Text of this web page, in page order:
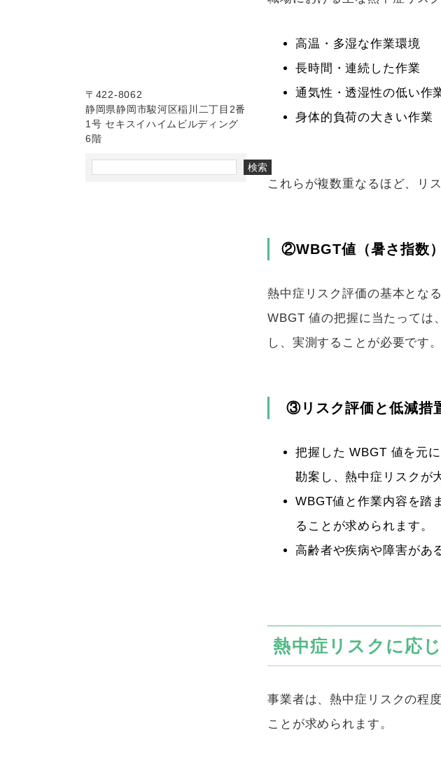
高温・多湿な作業環境
長時間・連続した作業
通気性・透湿性の低い作
身体的負荷の大きい作業
これらが複数重なるほど、リ
②WBGT値（暑さ指数
熱中症リスク評価の基本とな
WBGT値の把握に当たっては
し、実測することが必要です。
③リスク評価と低減措
把握した WBGT 値を元
勘案し、熱中症リスクが
WBGT値と作業内容を踏
ることが求められます。
高齢者や疾病や障害があ
熱中症リスクに応
事業者は、熱中症リスクの程
ことが求められます。
〒422-8062
静岡県静岡市駿河区稲川二丁目2番
1号 セキスイハイムビルディング
6階
検索